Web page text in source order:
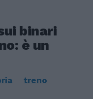
binari
è un
treno